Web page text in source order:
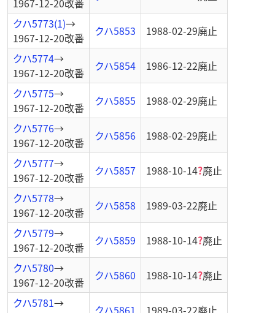
クハ5773(1)→
1967-12-20改番 クハ5853 1988-02-29廃止
クハ5774→
1967-12-20改番 クハ5854 1986-12-22廃止
クハ5775→
1967-12-20改番 クハ5855 1988-02-29廃止
クハ5776→
1967-12-20改番 クハ5856 1988-02-29廃止
クハ5777→
1967-12-20改番 クハ5857 1988-10-14?廃止
クハ5778→
1967-12-20改番 クハ5858 1989-03-22廃止
クハ5779→
1967-12-20改番 クハ5859 1988-10-14?廃止
クハ5780→
1967-12-20改番 クハ5860 1988-10-14?廃止
クハ5781→
クハ5861 1989-03-22廃止